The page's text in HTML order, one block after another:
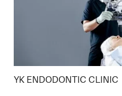
YK ENDODONTIC CLINIC